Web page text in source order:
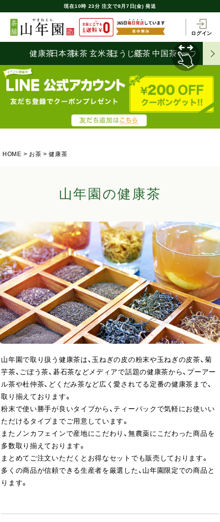
現在10時 23分 注文で8月7日(金) 発送
ログイン
健康茶日本茶抹茶 玄米茶ほうじ茶
紅茶 中国茶ハーブティ
HOME お茶 健康茶
山年園の健康茶
山年園で取り扱う健康茶は、玉ねぎの皮の粉末や玉ねぎの皮茶、菊
芋茶、ごぼう茶、碁石茶などメディアで話題の健康茶から、プーアー
ル茶や杜仲茶、どくだみ茶など広く愛されてる定番の健康茶まで、
取り揃えております。
粉末で使い勝手が良いタイプから、ティーパックで気軽にお使いい
ただけるタイプまでご用意しています。
またノンカフェインで産地にこだわり、無農薬にこだわった商品を
多数取り揃えております。
まとめてご注文いただくとお得なセットでも販売しております。
多くの商品が信頼できる生産者を厳選した、山年園限定での商品と
ります。